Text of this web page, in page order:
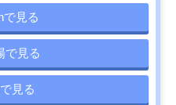
で見る
で見る
見る